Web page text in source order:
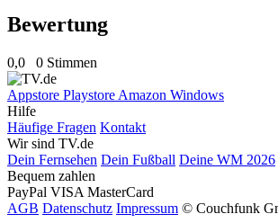
Bewertung
0,0 0 Stimmen
Appstore Playstore Amazon Windows
Hilfe
Häufige Fragen Kontakt
Wir sind TV.de
Dein Fernsehen Dein Fußball Deine WM 2026
Bequem zahlen
PayPal VISA MasterCard
AGB Datenschutz Impressum © Couchfunk